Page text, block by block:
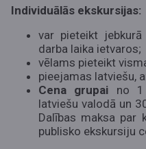
Individuālās ekskursijas:
var pieteikt
darba laika ietvaros;
vēlams pieteikt
pieejamas latviešu,
Cena grupai
no
latviešu valodā un
Dalības maksa par
publisko ekskursiju